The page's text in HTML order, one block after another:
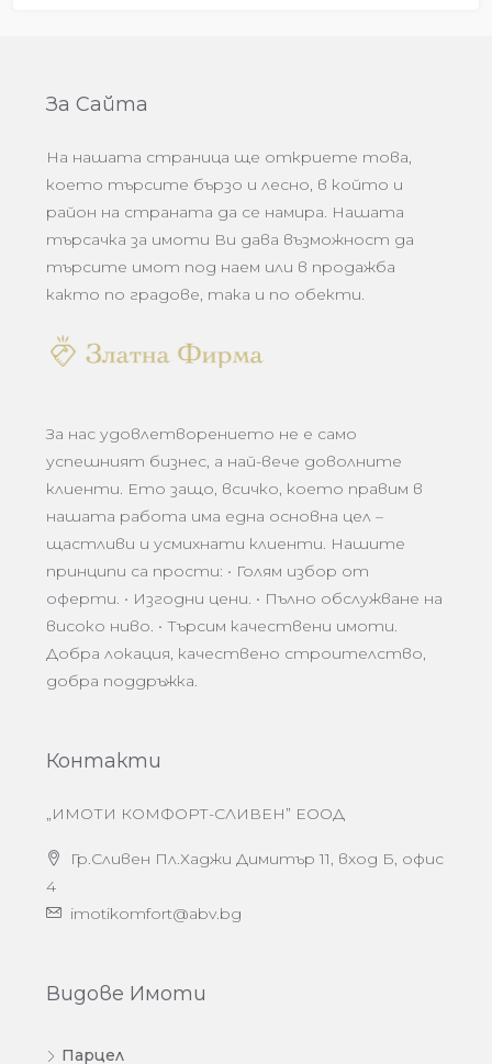
За Сайта
На нашата страница ще откриете това,
което търсите бързо и лесно, в който и
район на страната да се намира. Нашата
търсачка за имоти Ви дава възможност да
търсите имот под наем или в продажба
както по градове, така и по обекти.
За нас удовлетворението не е само
успешният бизнес, а най-вече доволните
клиенти. Ето защо, всичко, което правим в
нашата работа има една основна цел –
щастливи и усмихнати клиенти. Нашите
принципи са прости: • Голям избор от
оферти. • Изгодни цени. • Пълно обслужване на
високо ниво. • Търсим качествени имоти.
Добра локация, качествено строителство,
добра поддръжка.
Контакти
„ИМОТИ КОМФОРТ-СЛИВЕН” ЕООД
Гр.Сливен Пл.Хаджи Димитър 11, вход Б, офис
4
imotikomfort@abv.bg
Видове Имоти
Парцел